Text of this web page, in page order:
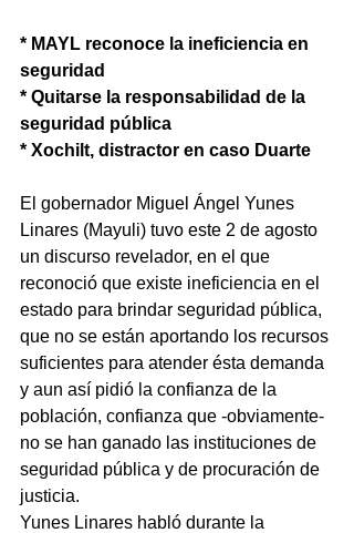
* MAYL reconoce la ineficiencia en
seguridad
* Quitarse la responsabilidad de la
seguridad pública
* Xochilt, distractor en caso Duarte
El gobernador Miguel Ángel Yunes
Linares (Mayuli) tuvo este 2 de agosto
un discurso revelador, en el que
reconoció que existe ineficiencia en el
estado para brindar seguridad pública,
que no se están aportando los recursos
suficientes para atender ésta demanda
y aun así pidió la confianza de la
población, confianza que -obviamente-
no se han ganado las instituciones de
seguridad pública y de procuración de
justicia.
Yunes Linares habló durante la